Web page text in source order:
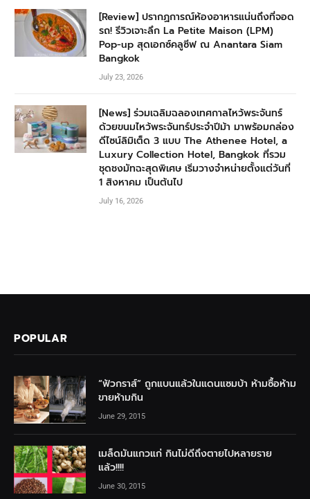
[Review] ปรากฏการณ์ห้องอาหารแน่นถึงที่จอด
รถ! รีวิวเจาะลึก La Petite Maison (LPM)
Pop-up สุดเอกซ์คลูซีฟ ณ Anantara Siam
Bangkok
July 23, 2026
[News] ร่วมเฉลิมฉลองเทศกาลไหว้พระจันทร์
ด้วยขนมไหว้พระจันทร์ประจำปีม้า มาพร้อมกล่อง
ดีไซน์ลิมิเต็ด 3 แบบ The Athenee Hotel, a
Luxury Collection Hotel, Bangkok ที่รวม
ชุดชงมัทฉะสุดพิเศษ เริ่มวางจำหน่ายตั้งแต่วันที่
1 สิงหาคม เป็นต้นไป
July 16, 2026
POPULAR
“ฟัวกราส์” ถูกแบนแล้วในแดนแซมบ้า ห้ามซื้อห้าม
ขายห้ามกิน
June 29, 2015
เมล็ดมันแกวแก่ กินไม่ดีถึงตายไปหลายราย
แล้ว!!!!
June 30, 2015